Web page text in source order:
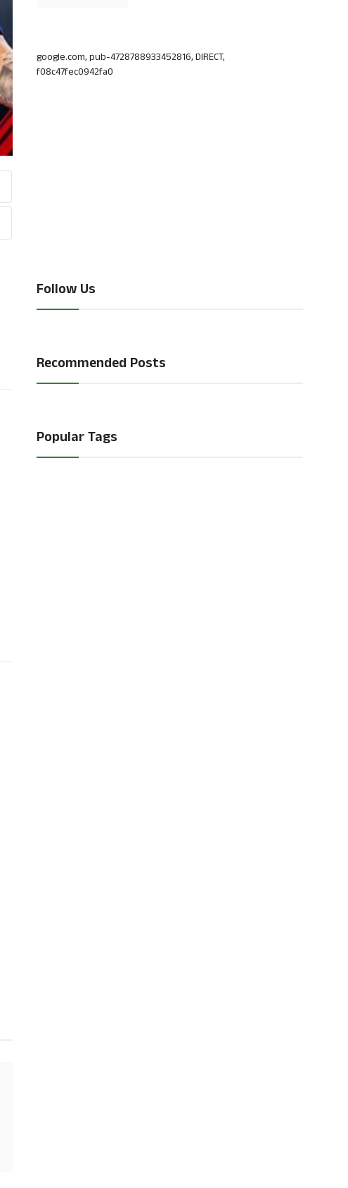
google.com, pub-4728788933452816, DIRECT,
f08c47fec0942fa0
Follow Us
Recommended Posts
Popular Tags